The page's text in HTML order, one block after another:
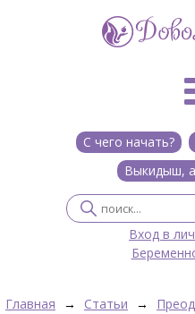
С чего начать?
Выкидыш,
Вход в
Главная → Статьи →